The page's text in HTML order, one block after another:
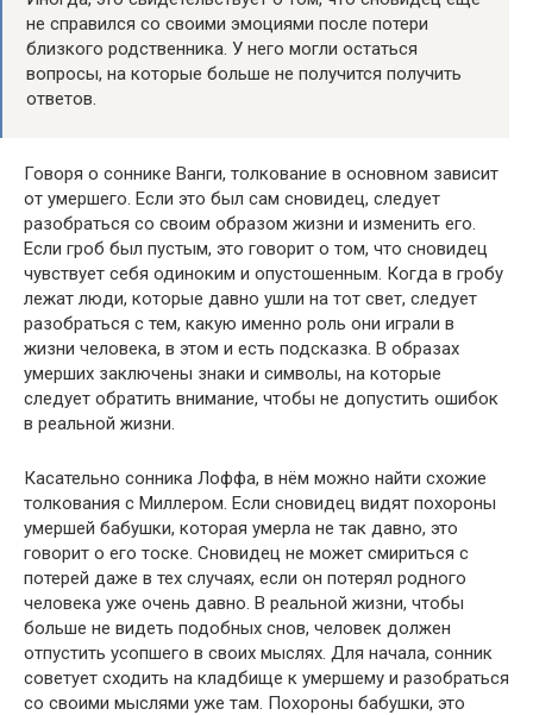
не справился со своими эмоциями после потери
близкого родственника. У него могли остаться
вопросы, на которые больше не получится получить
ответов.
Говоря о соннике Ванги, толкование в основном зависит
от умершего. Если это был сам сновидец, следует
разобраться со своим образом жизни и изменить его.
Если гроб был пустым, это говорит о том, что сновидец
чувствует себя одиноким и опустошенным. Когда в гробу
лежат люди, которые давно ушли на тот свет, следует
разобраться с тем, какую именно роль они играли в
жизни человека, в этом и есть подсказка. В образах
умерших заключены знаки и символы, на которые
следует обратить внимание, чтобы не допустить ошибок
в реальной жизни.
Касательно сонника Лоффа, в нём можно найти схожие
толкования с Миллером. Если сновидец видят похороны
умершей бабушки, которая умерла не так давно, это
говорит о его тоске. Сновидец не может смириться с
потерей даже в тех случаях, если он потерял родного
человека уже очень давно. В реальной жизни, чтобы
больше не видеть подобных снов, человек должен
отпустить усопшего в своих мыслях. Для начала, сонник
советует сходить на кладбище к умершему и разобраться
со своими мыслями уже там. Похороны бабушки, это